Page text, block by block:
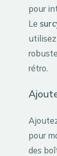
pour
Le
rétro.
pour
des